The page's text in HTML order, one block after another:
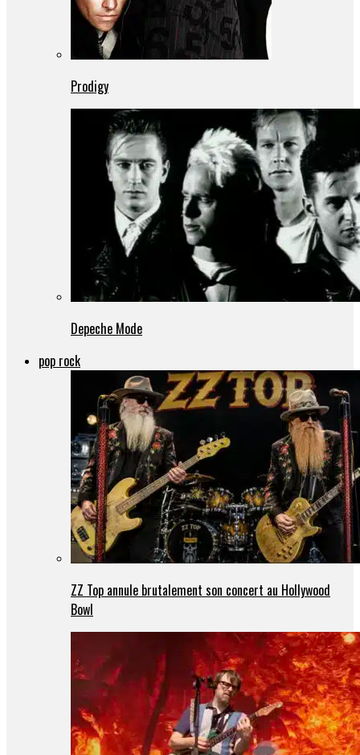
Prodigy
Depeche Mode
pop rock
ZZ Top annule brutalement son concert au Hollywood
Bowl